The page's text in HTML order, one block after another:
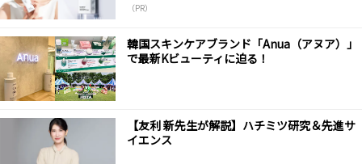
（PR）
韓国スキンケアブランド「Anua（アヌア）」
で最新Kビューティに迫る！
【友利 新先生が解説】ハチミツ研究＆先進サ
イエンス